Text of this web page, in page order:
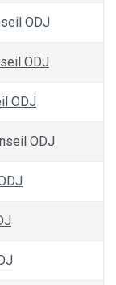
ODJ
ODJ
ODJ
ODJ